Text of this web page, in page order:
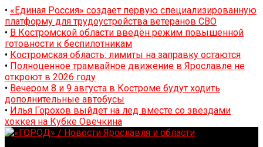
• «Единая Россия» создает первую специализированную
платформу для трудоустройства ветеранов СВО
• В Костромской области введён режим повышенной
готовности к беспилотникам
• Костромская область: лимиты на заправку остаются
• Полноценное трамвайное движение в Ярославле не
откроют в 2026 году
• Вечером 8 и 9 августа в Костроме будут ходить
дополнительные автобусы
• Илья Горохов выйдет на лед вместе со звездами
хоккея на Кубке Овечкина